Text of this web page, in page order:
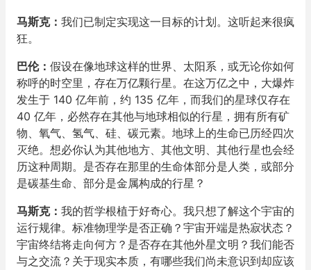
马斯克： 我们已制定实现这一目标的计划。这听起来很疯
狂。
巴伦： 假设在像地球这样的世界、太阳系，或无论你如何
称呼的时空里，存在万亿颗行星。在这万亿之中，大爆炸
发生于 140 亿年前，约 135 亿年，而我们的星球仅存在
40 亿年，必然存在其他与地球相似的行星，拥有所有矿
物、氧气、氢气、硅、碳元素。地球上的生命已历经四次
灭绝。想必你认为其他地方、其他文明、其他行星也会经
历这种周期。是否存在那里的生命体部分是人类，或部分
是碳基生命、部分是金属构成的行星？
马斯克： 我的哲学根植于好奇心。我只想了解这个宇宙的
运行规律。标准物理学是否正确？宇宙开端是热寂状态？
宇宙终结将走向何方？是否存在其他外星文明？我们能否
与之交流？关于现实本质，有哪些我们尚未意识到却应该